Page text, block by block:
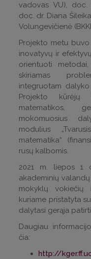
vadovas VU), doc.
doc. dr. Diana
Volungevičienė
Projekto metu
inovatyvų ir
orientuoti
skiriamas
integruotam dalyko
Projekto
matematikos,
mokomuosius
modulius
matematika“
rusų kalbomis.
2021 m. liepos 1
akademinių
mokyklų vokiečių
kuriame pristatyta
dalytasi gerąja
Daugiau
čia:
http://